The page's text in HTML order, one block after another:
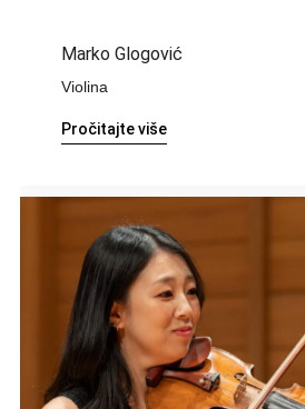
Marko Glogović
Violina
Pročitajte više